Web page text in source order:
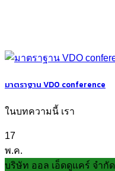
มาตราฐาน VDO conference
ในบทความนี้ เรา
17
พ.ค.
บริษัท ออล เอ็ดดูแคร์ จำกัด